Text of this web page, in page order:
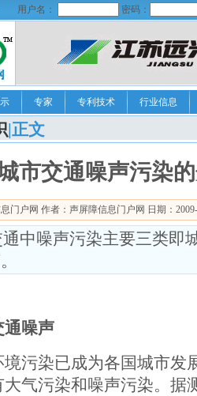
用户名： 密码：
专家 专利技术 行业信息
|正文
市交通噪声污染
门户网 作者：声屏障信息门户网 日期：
中噪声污染主要三类即
噪声
染已成为各国城市发
气污染和噪声污染。据